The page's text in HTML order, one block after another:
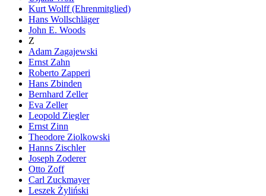
Kurt Wolff (Ehrenmitglied)
Hans Wollschläger
John E. Woods
Z
Adam Zagajewski
Ernst Zahn
Roberto Zapperi
Hans Zbinden
Bernhard Zeller
Eva Zeller
Leopold Ziegler
Ernst Zinn
Theodore Ziolkowski
Hanns Zischler
Joseph Zoderer
Otto Zoff
Carl Zuckmayer
Leszek Żyliński